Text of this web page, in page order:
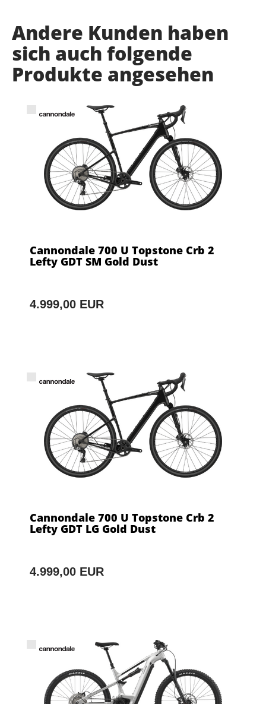
Andere Kunden haben
sich auch folgende
Produkte angesehen
Cannondale 700 U Topstone Crb 2
Lefty GDT SM Gold Dust
4.999,00 EUR
Cannondale 700 U Topstone Crb 2
Lefty GDT LG Gold Dust
4.999,00 EUR